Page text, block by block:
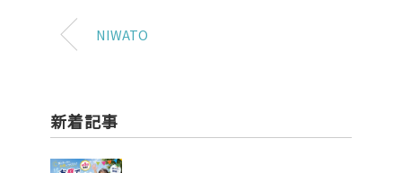
NIWATO
新着記事